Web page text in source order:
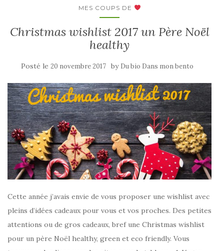
MES COUPS DE
Christmas wishlist 2017 un Père Noël
healthy
Posté le 20 novembre 2017 by Du bio Dans mon bento
Cette année j’avais envie de vous proposer une wishlist avec
pleins d’idées cadeaux pour vous et vos proches. Des petites
attentions ou de gros cadeaux, bref une Christmas wishlist
pour un père Noël healthy, green et eco friendly. Vous